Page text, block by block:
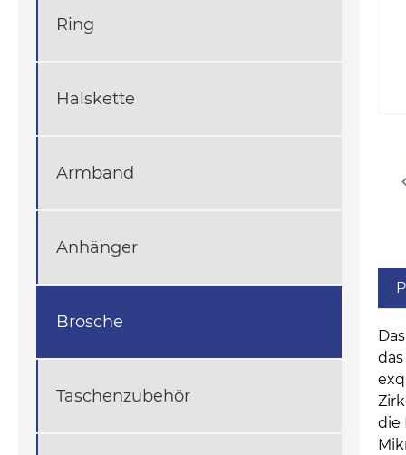
Ring
Halskette
Armband
Anhänger
Brosche
Taschenzubehör
die